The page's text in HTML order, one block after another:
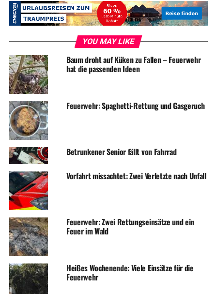
UP NEXT
Corona: Nur „Geboosterte“ dürfen ohne Test in die
Gastronomie
DON'T MISS
Medizinischer Notfall: Feuerwehr rettet junge Frau aus
Wald
YOU MAY LIKE
Baum droht auf Küken zu Fallen – Feuerwehr
hat die passenden Ideen
Feuerwehr: Spaghetti-Rettung und Gasgeruch
Betrunkener Senior fällt von Fahrrad
Vorfahrt missachtet: Zwei Verletzte nach Unfall
Feuerwehr: Zwei Rettungseinsätze und ein
Feuer im Wald
Heißes Wochenende: Viele Einsätze für die
Feuerwehr